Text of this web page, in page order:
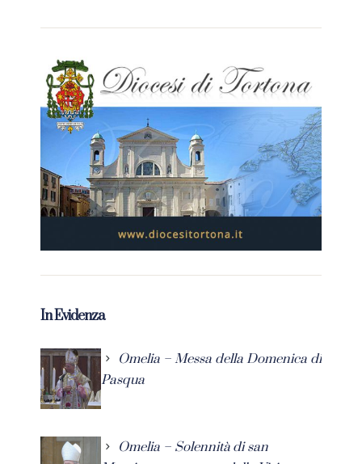
In Evidenza
Omelia – Messa della Domenica di
Pasqua
Omelia – Solennità di san